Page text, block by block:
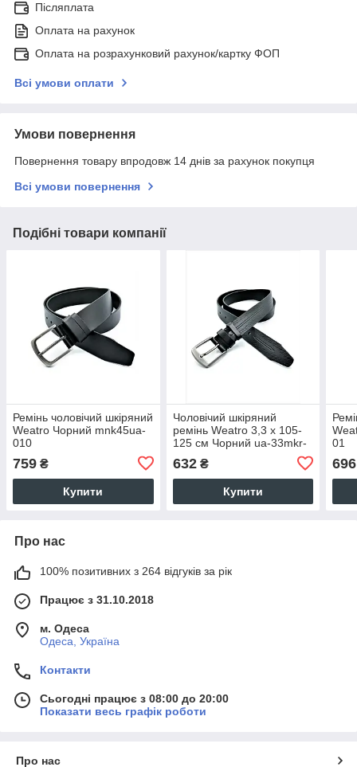
Післяплата
Оплата на рахунок
Оплата на розрахунковий рахунок/картку ФОП
Всі умови оплати
Умови повернення
Повернення товару впродовж 14 днів за рахунок покупця
Всі умови повернення
Подібні товари компанії
Ремінь чоловічий шкіряний
Weatro Чорний mnk45ua-
010
759 ₴
Купити
Чоловічий шкіряний
ремінь Weatro 3,3 х 105-
125 см Чорний ua-33mkr-
632₴
Купити
01
696
Про нас
100% позитивних з 264 відгуків за рік
Працює з 31.10.2018
м. Одеса
Одеса, Україна
Контакти
Сьогодні працює з 08:00 до 20:00
Показати весь графік роботи
Про нас